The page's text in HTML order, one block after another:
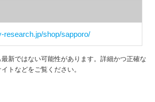
research.jp/shop/sapporo/
新ではない可能性があります。詳細かつ正確な
トなどをご覧ください。